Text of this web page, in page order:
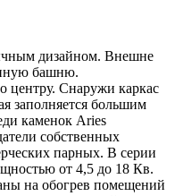
дизайном. Внешне
башню.
центру. Снаружи каркас
заполняется большим
каменок Aries
собственных
парных. В серии
от 4,5 до 18 Кв.
на обогрев помещений